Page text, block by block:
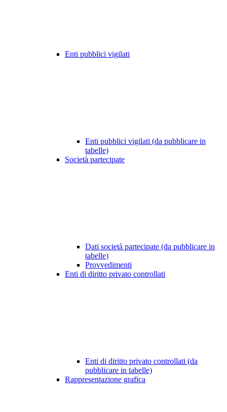
Enti pubblici vigilati
Enti pubblici vigilati (da pubblicare in
tabelle)
Società partecipate
Dati società partecipate (da pubblicare in
tabelle)
Provvedimenti
Enti di diritto privato controllati
Enti di diritto privato controllati (da
pubblicare in tabelle)
Rappresentazione grafica